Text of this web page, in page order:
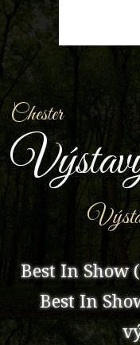
Chester
Best In Show
Best In